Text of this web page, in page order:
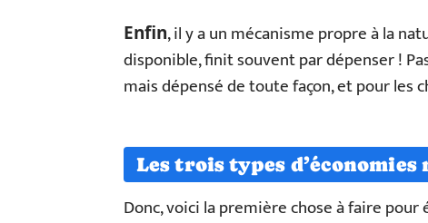
Enfin, il y a un mécanisme propre à la
disponible, finit souvent par dépenser !
mais dépensé de toute façon, et pour les
Les trois types
Donc, voici la première chose à faire pour